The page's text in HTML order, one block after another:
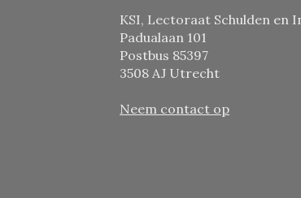
KSI, Lectoraat Schulden en
Padualaan 101
Postbus 85397
3508 AJ Utrecht
Neem contact op